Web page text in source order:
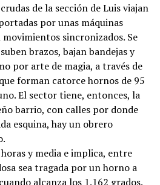
de la sección de Luis viajan
por unas máquinas
sincronizados. Se
brazos, bajan bandejas y
por arte de magia, a través de
forman catorce hornos de 95
El sector tiene, entonces, la
barrio, con calles por donde
esquina, hay un obrero
y media e implica, entre
sea tragada por un horno a
alcanza los 1.162 grados.